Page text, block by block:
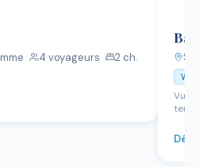
· 4 voyageurs · 2 ch.
WiFi
Vue